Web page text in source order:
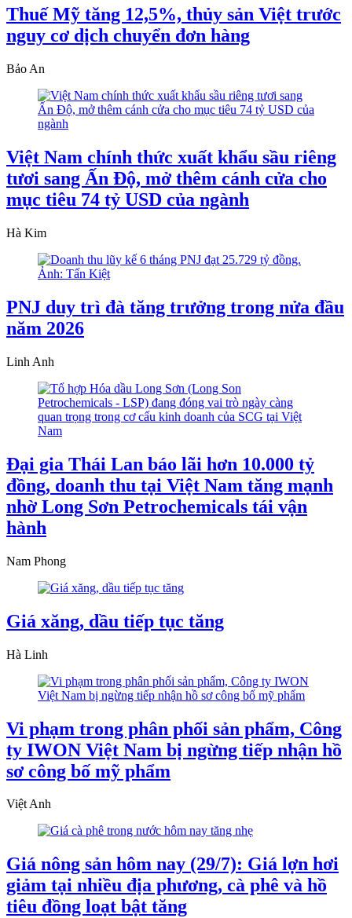
Thuế Mỹ tăng 12,5%, thủy sản Việt trước
nguy cơ dịch chuyển đơn hàng
Bảo An
Việt Nam chính thức xuất khẩu sầu riêng
tươi sang Ấn Độ, mở thêm cánh cửa cho
mục tiêu 74 tỷ USD của ngành
Hà Kim
PNJ duy trì đà tăng trưởng trong nửa đầu
năm 2026
Linh Anh
Đại gia Thái Lan báo lãi hơn 10.000 tỷ
đồng, doanh thu tại Việt Nam tăng mạnh
nhờ Long Sơn Petrochemicals tái vận
hành
Nam Phong
Giá xăng, dầu tiếp tục tăng
Hà Linh
Vi phạm trong phân phối sản phẩm, Công
ty IWON Việt Nam bị ngừng tiếp nhận hồ
sơ công bố mỹ phẩm
Việt Anh
Giá nông sản hôm nay (29/7): Giá lợn hơi
giảm tại nhiều địa phương, cà phê và hồ
tiêu đồng loạt bật tăng